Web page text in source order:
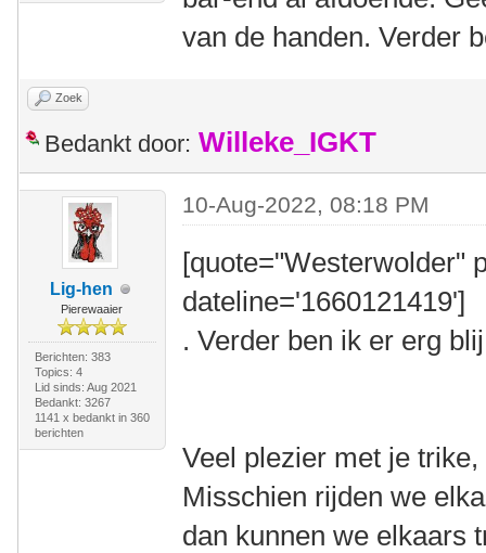
van de handen. Verder
Zoek
Bedankt door: Willeke_IGKT
Lig-hen
Pierewaaier
Berichten: 383
Topics: 4
Lid sinds: Aug 2021
Bedankt: 3267
1141 x bedankt in 360
berichten
10-Aug-2022, 08:18 PM
[quote="Westerwolder"
dateline='1660121419']
. Verder ben ik er erg
Veel plezier met je
Misschien rijden we
dan kunnen we elkaars